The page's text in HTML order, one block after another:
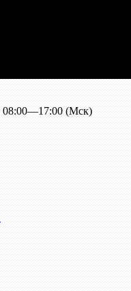
08:00—17:00 (Мск)